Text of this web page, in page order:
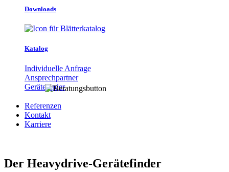
Downloads
Katalog
Individuelle Anfrage
Ansprechpartner
Gerätefinder
Referenzen
Kontakt
Karriere
Der Heavydrive-Gerätefinder